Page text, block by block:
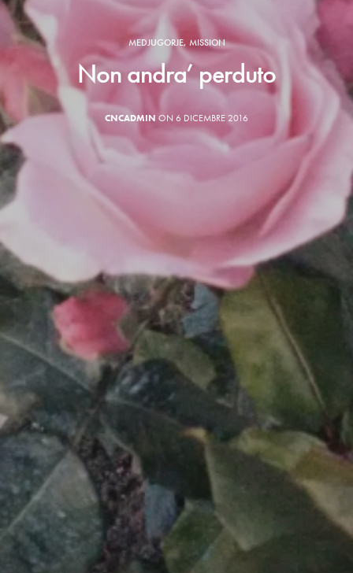
MEDJUGORJE, MISSION
Non andra’ perduto
CNCADMIN ON 6 DICEMBRE 2016